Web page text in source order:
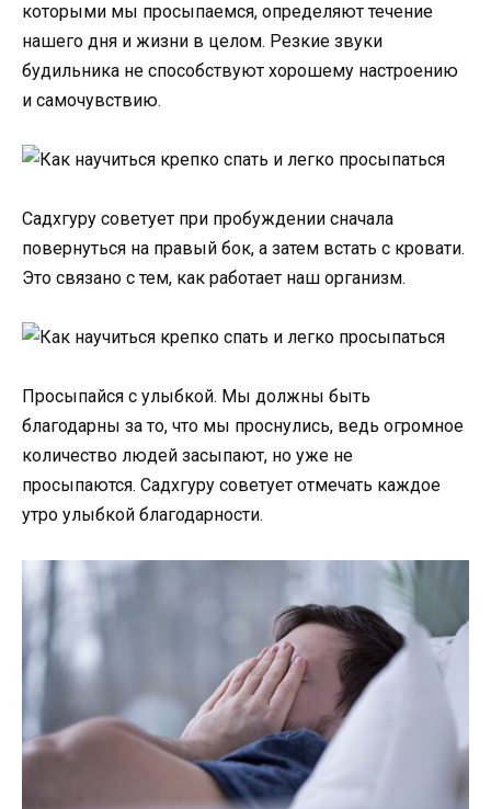
которыми мы просыпаемся, определяют течение
нашего дня и жизни в целом. Резкие звуки
будильника не способствуют хорошему настроению
и самочувствию.
Садхгуру советует при пробуждении сначала
повернуться на правый бок, а затем встать с кровати.
Это связано с тем, как работает наш организм.
Просыпайся с улыбкой. Мы должны быть
благодарны за то, что мы проснулись, ведь огромное
количество людей засыпают, но уже не
просыпаются. Садхгуру советует отмечать каждое
утро улыбкой благодарности.